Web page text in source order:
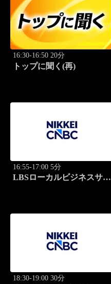
16:30-16:50 20分
トップに聞く(再)
16:55-17:00 5分
LBSローカルビジネスサテ
18:30-19:00 30分